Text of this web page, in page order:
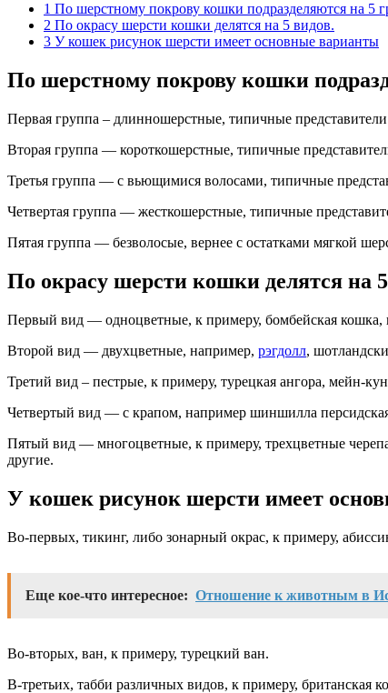
1 По шерстному покрову кошки подразделяются на 5
2 По окрасу шерсти кошки делятся на 5 видов.
3 У кошек рисунок шерсти имеет основные варианты
По шерстному покрову кошки
Первая группа – длинношерстные, типичные представители
Вторая группа — короткошерстные, типичные
Третья группа — с вьющимися волосами, типичные
Четвертая группа — жесткошерстные, типичные
Пятая группа — безволосые, вернее с остатками мягкой
По окрасу шерсти кошки делятся на
Первый вид — одноцветные, к примеру, бомбейская кошка,
Второй вид — двухцветные, например, рэгдолл,
Третий вид – пестрые, к примеру, турецкая ангора, мейн-
Четвертый вид — с крапом, например шиншилла
Пятый вид — многоцветные, к примеру, трехцветные
другие.
У кошек рисунок шерсти имеет
Во-первых, тикинг, либо зонарный окрас, к примеру,
Еще кое-что интересное: Отношение к животным в
Во-вторых, ван, к примеру, турецкий ван.
В-третьих, табби различных видов, к примеру, британская